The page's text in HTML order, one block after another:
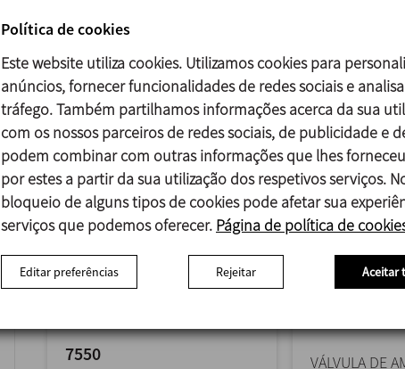
quer sejam de acionamento
podem... >>
7550 VÁLVULA DE
Política de cookies
Este website utiliza cookies. Utilizamos cookies para
anúncios, fornecer funcionalidades de redes sociais e
tráfego. Também partilhamos informações acerca da sua
com os nossos parceiros de redes sociais, de publicidade e
podem combinar com outras informações que lhes
por estes a partir da sua utilização dos respetivos serviços.
bloqueio de alguns tipos de cookies pode afetar sua
serviços que podemos oferecer. Página de política de
Editar preferências Rejeitar Aceitar